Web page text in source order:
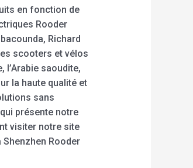
en fonction de
Rooder
Richard
scooters et vélos
l’Arabie saoudite,
la haute qualité et
sans
présente notre
visiter notre site
Rooder